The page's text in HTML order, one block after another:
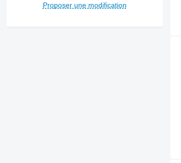
Proposer une modification